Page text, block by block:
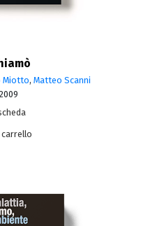
Miotto, Matteo Scanni